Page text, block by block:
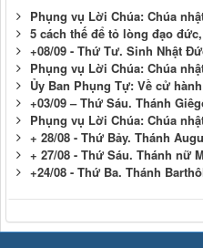
Phụng vụ Lời Chúa: Chúa
5 cách thế để tỏ lòng đạo
+08/09 - Thứ Tư. Sinh Nhật
Phụng vụ Lời Chúa: Chúa
Ủy Ban Phụng Tự: Về cử
+03/09 – Thứ Sáu. Thánh
Phụng vụ Lời Chúa: Chúa
+ 28/08 - Thứ Bảy. Thánh
+ 27/08 - Thứ Sáu. Thánh nữ
+24/08 - Thứ Ba. Thánh